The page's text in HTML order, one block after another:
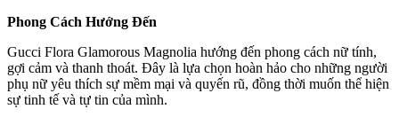
Phong Cách Hướng Đến
Gucci Flora Glamorous Magnolia hướng đến phong cách nữ tính,
gợi cảm và thanh thoát. Đây là lựa chọn hoàn hảo cho những người
phụ nữ yêu thích sự mềm mại và quyến rũ, đồng thời muốn thể hiện
sự tinh tế và tự tin của mình.